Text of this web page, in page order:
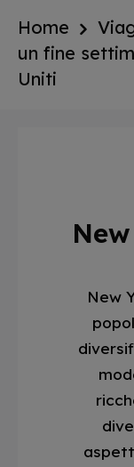
Home
un fine
Uniti
New